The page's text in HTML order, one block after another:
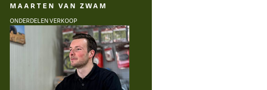
MAARTEN VAN ZWAM
ONDERDELEN VERKOOP